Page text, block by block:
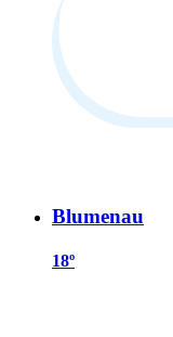
Blumenau
18º